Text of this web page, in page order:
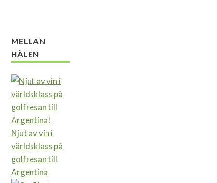
MELLAN
HÅLEN
Njut av vin i
världsklass på
golfresan till
Argentina